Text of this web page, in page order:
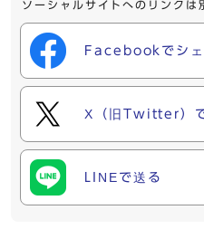
ソーシャルサイトへのリンクは
Facebookでシェ
X（旧Twitter）
LINEで送る